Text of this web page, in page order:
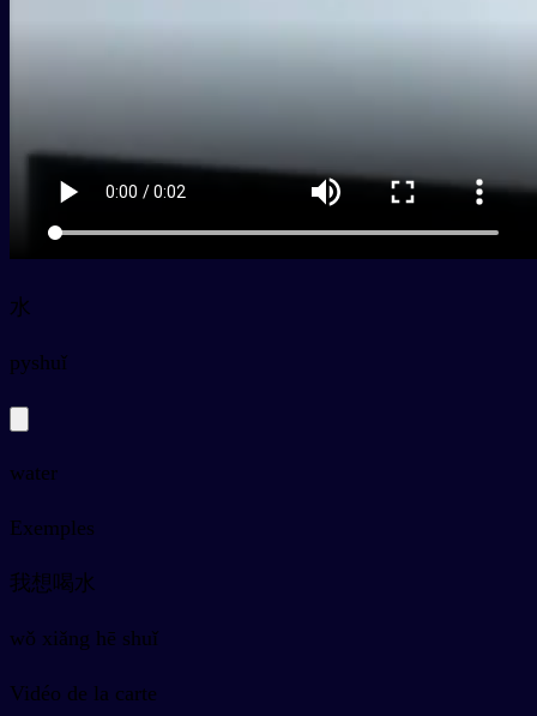
水
pyshuǐ
water
Exemples
我想喝水
wǒ xiǎng hē shuǐ
Vidéo de la carte